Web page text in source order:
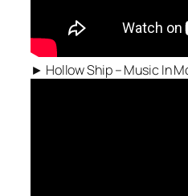
► Hollow Ship – Music In